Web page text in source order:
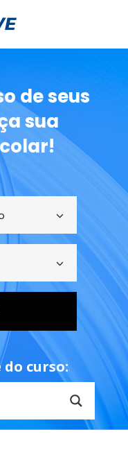
de seus
sua
curso: